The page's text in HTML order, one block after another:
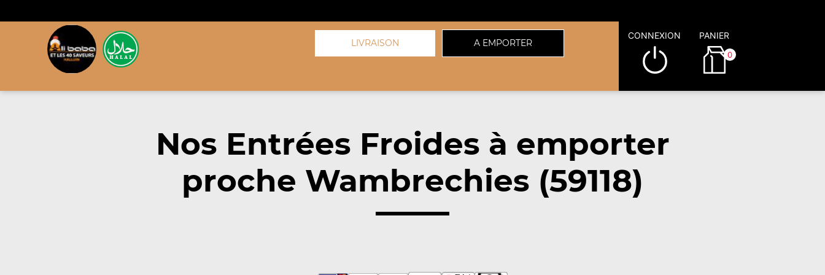
LIVRAISON A EMPORTER
CONNEXION PANIER
0
Nos Entrées Froides à emporter
proche Wambrechies (59118)